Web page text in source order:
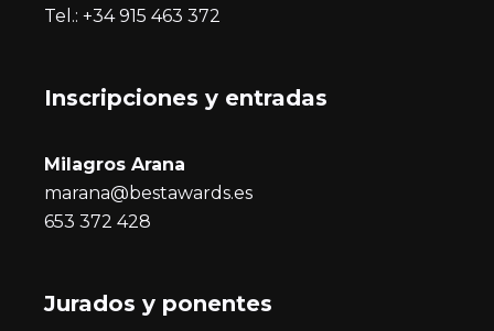
Tel.: +34 915 463 372
Inscripciones y entradas
Milagros Arana
marana@bestawards.es
653 372 428
Jurados y ponentes